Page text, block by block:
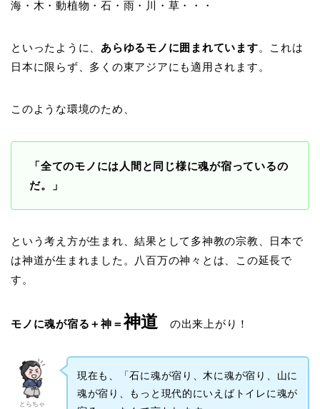
海・木・動植物・石・雨・川・草・・・
といったように、あらゆるモノに囲まれています。これは
日本に限らず、多くの東アジアにも適用されます。
このような環境のため、
「全てのモノには人間と同じ様に魂が宿っているの
だ。
」
という考え方が生まれ、結果として多神教の宗教、日本で
は神道が生まれました。八百万の神々とは、この延長で
す。
モノに魂が宿る＋神＝神道 の出来上がり！
とらちゃ
現在も、「石に魂が宿り、木に魂が宿り、山に
魂が宿り、もっと現代的にいえばトイレに魂が